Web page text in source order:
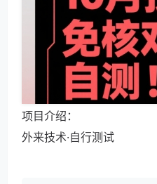
项目介绍：
外来技术·自行测试